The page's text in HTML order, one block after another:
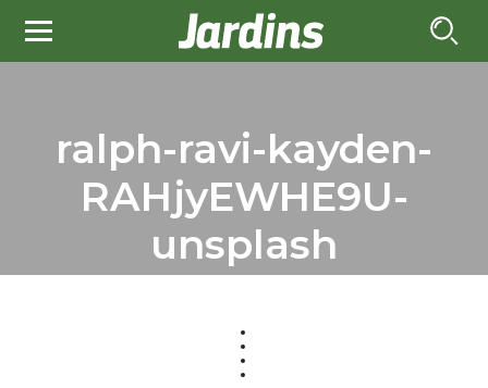
ralph-ravi-kayden-
RAHjyEWHE9U-
unsplash